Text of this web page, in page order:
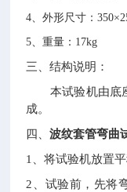
4、外形尺寸：
5、重量：17kg
三、结构说明：
本试验机由底座
成。
四、波纹套管弯曲
1
、将试验机放置
2 、试验前，先将